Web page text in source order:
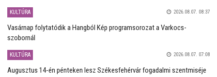
KULTÚRA 2026.08.07. 08:37
Vasárnap folytatódik a Hangból Kép programsorozat a Varkocs-
szobornál
KULTÚRA 2026.08.07. 07:08
Augusztus 14-én pénteken lesz Székesfehérvár fogadalmi szentmiséje